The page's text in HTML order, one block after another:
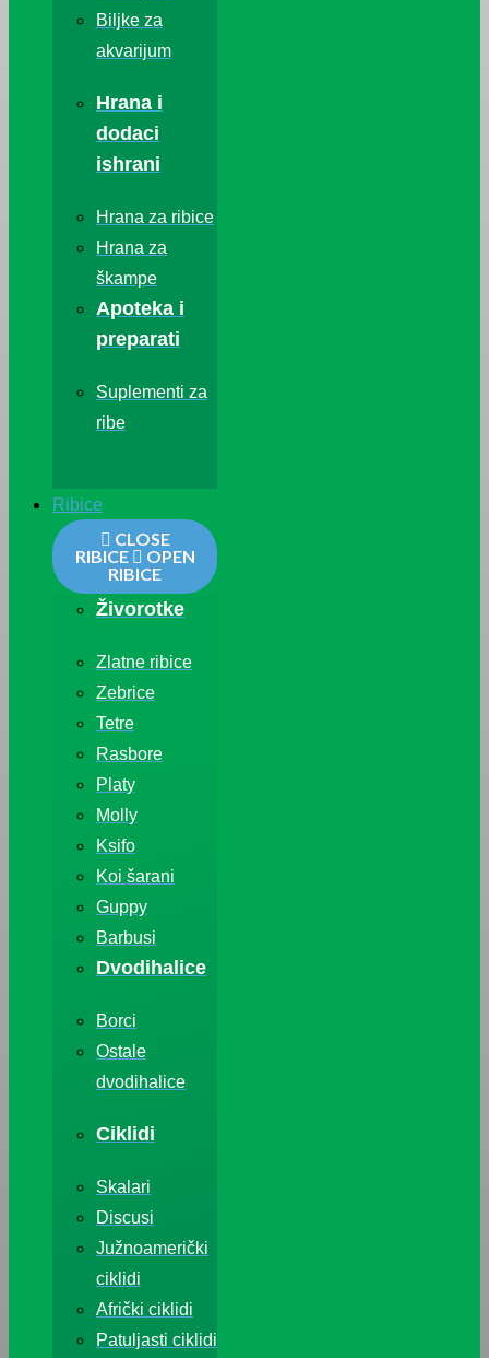
Biljke za
akvarijum
Hrana i
dodaci
ishrani
Hrana za ribice
Hrana za
škampe
Apoteka i
preparati
Suplementi za
ribe
Ribice
CLOSE
RIBICE
OPEN
RIBICE
Živorotke
Zlatne ribice
Zebrice
Tetre
Rasbore
Platy
Molly
Ksifo
Koi šarani
Guppy
Barbusi
Dvodihalice
Borci
Ostale
dvodihalice
Ciklidi
Skalari
Discusi
Južnoamerički
ciklidi
Afrički ciklidi
Patuljasti ciklidi